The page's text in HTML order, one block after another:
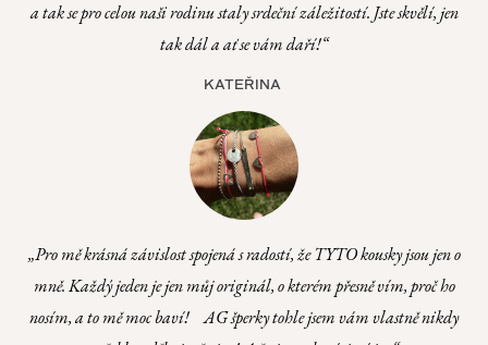
a tak se pro celou naši rodinu staly srdeční záležitostí. Jste skvělí, jen
tak dál a ať se vám daří!“
KATEŘINA
„Pro mě krásná závislost spojená s radostí, že TYTO kousky jsou jen o
mně. Každý jeden je jen můj originál, o kterém přesně vím, proč ho
nosím, a to mě moc baví! ️ AG šperky tohle jsem vám vlastně nikdy